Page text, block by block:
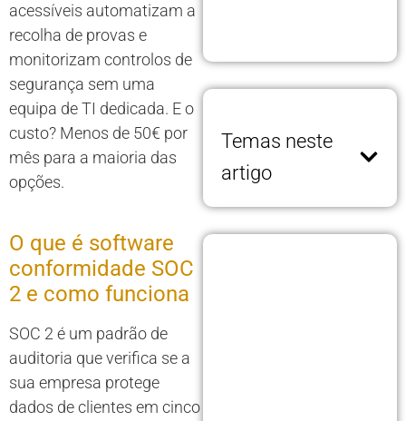
acessíveis automatizam a
recolha de provas e
monitorizam controlos de
segurança sem uma
equipa de TI dedicada. E o
custo? Menos de 50€ por
mês para a maioria das
opções.
O que é software
conformidade SOC
2 e como funciona
SOC 2 é um padrão de
auditoria que verifica se a
sua empresa protege
dados de clientes em cinco
Temas neste
artigo